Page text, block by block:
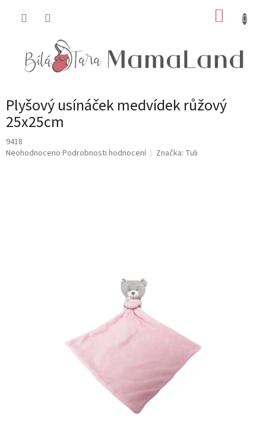
Plyšový usínáček medvídek růžový
25x25cm
9418
Průměrné
Neohodnoceno Podrobnosti hodnocení Značka: Tuli